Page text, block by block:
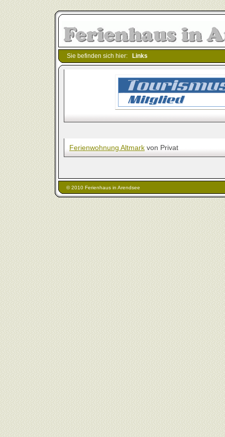
Sie befinden sich hier: Links
Ferienwohnung Altmark von Privat
© 2010 Ferienhaus in Arendsee